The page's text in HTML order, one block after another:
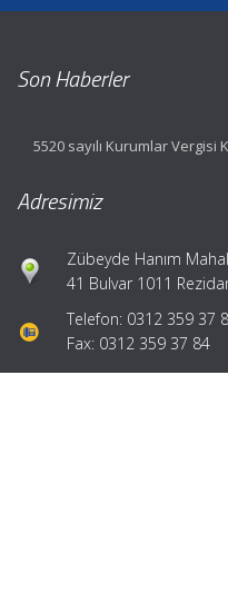
Son Haberler
5520 sayılı Kurumlar
Adresimiz
Zübeyde Hanım
41 Bulvar 1011
Telefon: 0312 359 37
Fax: 0312 359 37 84